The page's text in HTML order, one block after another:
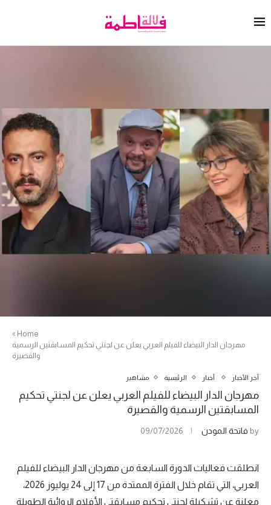
Home
»
مهرجان الدار البيضاء للفيلم العربي يعلن عن لجنتي تحكيم المسابقتين الرسمية
والقصيرة
آخر الأخبار أخبار الرئيسية مشاهير
مهرجان الدار البيضاء للفيلم العربي يعلن عن لجنتي تحكيم
المسابقتين الرسمية والقصيرة
by فاتحة المودن 09/07/2026
انطلقت فعاليات الدورة السابعة من مهرجان الدار البيضاء للفيلم
العربي، التي تقام خلال الفترة الممتدة من 17 إلى 24 يوليوز 2026،
معلنة عن تشكيلة لجنتي تحكيم مسابقتي الأفلام الروائية الطويلة